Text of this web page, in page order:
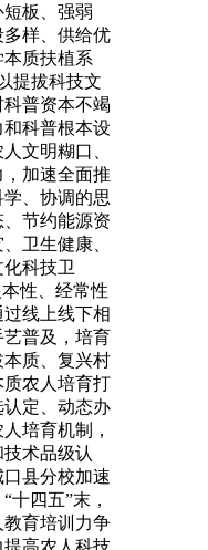
板、强弱
样、供给优
质扶植系
提拔科技文
普资本不竭
科普根本设
文明糊口、
加速全面推
、协调的思
节约能源资
卫生健康、
科技卫
性、经常性
线上线下相
普及，培育
质、复兴村
农人培育打
定、动态办
培育机制，
术品级认
县分校加速
十四五”末，
育培训力争
提高农人科技